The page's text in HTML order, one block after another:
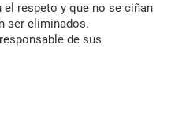
respeto y que no se ciñan
ser eliminados.
de sus